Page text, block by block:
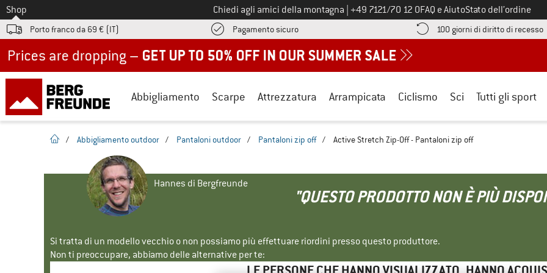
Allo
Shop Chiedi agli amici della montagna Chiamaci al numero
+49 7121/70 12 0FAQ e AiutoStato dell’ordine
Porto franco da 69 € (IT) Pagamento sicuroQui trovi le informazioni di pagamento! Si apre in una casella
100 giorni di diritto di recesso
Abbigliamento Scarpe Attrezzatura Arrampicata Ciclismo Sci Tutti gli sport
pagina iniziale
/ Abbigliamento outdoor / Pantaloni outdoor / Pantaloni zip off / Active Stretch Zip-Off - Pantaloni zip off
Hannes di Bergfreunde
"QUESTO PRODOTTO NON È PIÙ
Si tratta di un modello vecchio o non possiamo più effettuare riordini presso questo produttore.
Non ti preoccupare, abbiamo delle alternative per te: